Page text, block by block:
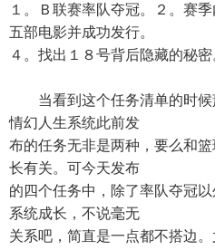
１。Ｂ联赛率队夺冠。２。赛
五部电影并成功发行。
４。找出１８号背后隐藏的秘密
当看到这个任务清单的时候
情幻人生系统此前发
布的任务无非是两种，要么和
长有关。可今天发布
的四个任务中，除了率队夺冠
系统成长，不说毫无
关系吧，简直是一点都不搭边